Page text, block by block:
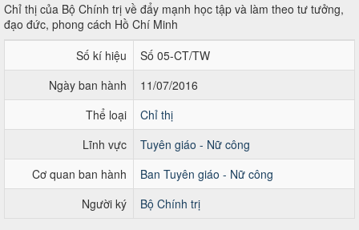
Chỉ thị của Bộ Chính trị về đẩy mạnh học tập và làm theo tư tưởng,
đạo đức, phong cách Hồ Chí Minh
Số kí hiệu
Số 05-CT/TW
Ngày ban hành
11/07/2016
Thể loại
Chỉ thị
Lĩnh vực
Tuyên giáo - Nữ công
Cơ quan ban hành
Ban Tuyên giáo - Nữ công
Người ký
Bộ Chính trị